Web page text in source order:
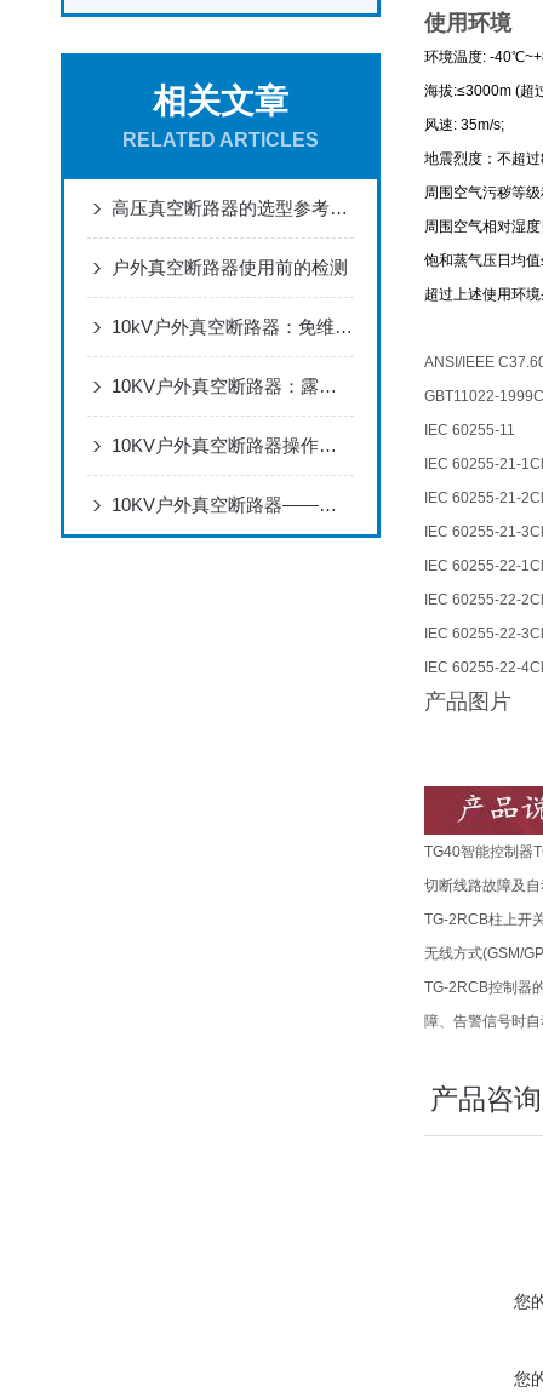
相关文章
RELATED ARTICLES
高压真空断路器的选型参考了解下呢
户外真空断路器使用前的检测
10kV户外真空断路器：免维护设计，适配电网架空线路分合闸
10KV户外真空断路器：露天用不怕风吹雨打，配电线路断电合闸超可靠
10KV户外真空断路器操作全流程：安装调试、分合闸操作与状态检查
10KV户外真空断路器——保障电力系统可靠供电的重要设备
使用环境
环境温度: -
海拔:≤3000m (超
风速: 35m/s;
地震烈度：不超
周围空气污秽等
周围空气相对湿
饱和蒸气压日均
超过上述使用环
ANSI/IEEE
GBT11022-
IEC 60255-11
IEC 60255-21-
IEC 60255-21-
IEC 60255-21-
IEC 60255-22-
IEC 60255-22-
IEC 60255-22-
IEC 60255-22-
产品图片
TG40智能控制器
切断线路故障及
TG-2RCB柱上开
无线方式(GSM/
TG-2RCB控制器
障、告警信号时
产品咨询
您
您